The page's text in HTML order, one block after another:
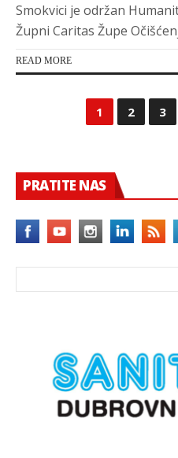
Smokvici je održan
Župni Caritas Župe
READ MORE
1 2 3
PRATITE NAS